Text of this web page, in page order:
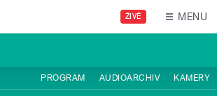
ŽIVĚ MENU
PROGRAM AUDIOARCHIV KAMERY